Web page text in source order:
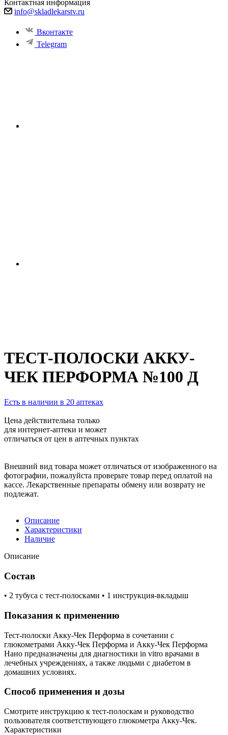
Контактная информация
info@skladlekarstv.ru
Вконтакте
Telegram
ТЕСТ-ПОЛОСКИ АККУ-
ЧЕК ПЕРФОРМА №100 Д
Есть в наличии в 20 аптеках
Цена действительна только
для интернет-аптеки и может
отличаться от цен в аптечных пунктах
Внешний вид товара может отличаться от изображенного на
фотографии, пожалуйста проверьте товар перед оплатой на
кассе. Лекарственные препараты обмену или возврату не
подлежат.
Описание
Характеристики
Наличие
Описание
Состав
• 2 тубуса с тест-полосками • 1 инструкция-вкладыш
Показания к применению
Тест-полоски Акку-Чек Перформа в сочетании с
глюкометрами Акку-Чек Перформа и Акку-Чек Перформа
Нано предназначены для диагностики in vitro врачами в
лечебных учреждениях, а также людьми с диабетом в
домашних условиях.
Способ применения и дозы
Смотрите инструкцию к тест-полоскам и руководство
пользователя соответствующего глюкометра Акку-Чек.
Характеристики